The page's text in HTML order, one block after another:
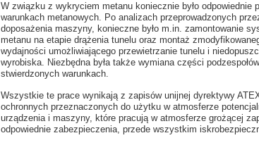
W związku z wykryciem metanu koniecznie było
warunkach metanowych. Po analizach przeprowadzonych
doposażenia maszyny, konieczne było m.in. zamontowanie
metanu na etapie drążenia tunelu oraz montaż
wydajności umożliwiającego przewietrzanie tunelu i
wyrobiska. Niezbędna była także wymiana części
stwierdzonych warunkach.
Wszystkie te prace wynikają z zapisów unijnej dyrektywy
ochronnych przeznaczonych do użytku w atmosferze
urządzenia i maszyny, które pracują w atmosferze grożącej
odpowiednie zabezpieczenia, przede wszystkim